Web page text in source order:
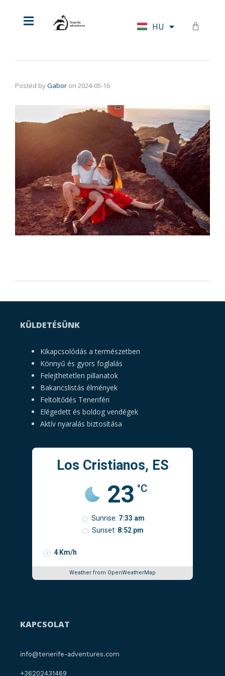
HU
DE
Posted byGabor on 2024-05-16
KÜLDETÉSÜNK
Kikapcsolódás a természetben
Könnyű és gyors foglalás
Felejthetetlen pillanatok
Bakancslistás élmények
Feltöltődés Tenerifén
Elégedett és boldog vendégek
Aktív nyaralás biztosítása
Los Cristianos, ES
23 °C
4 Km/h
Sunrise: 7:33 am
Sunset: 8:52 pm
Weather from OpenWeatherMap
KAPCSOLAT
info@tenerife-adventures.com
+36202431469